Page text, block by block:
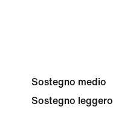
Sostegno medio
Sostegno leggero